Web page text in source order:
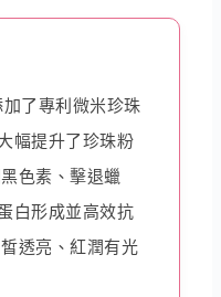
了專利微米珍珠
幅提升了珍珠粉
色素、擊退蠟
白形成並高效抗
透亮、紅潤有光